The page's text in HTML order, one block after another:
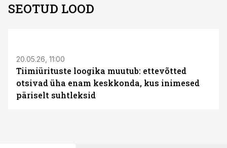
SEOTUD LOOD
20.05.26, 11:00
Tiimiürituste loogika muutub: ettevõtted
otsivad üha enam keskkonda, kus inimesed
päriselt suhtleksid